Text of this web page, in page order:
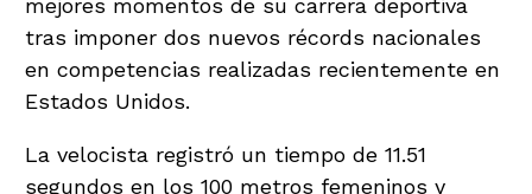
tras imponer dos nuevos récords nacionales
en competencias realizadas recientemente en
Estados Unidos.
La velocista registró un tiempo de 11.51
segundos en los 100 metros femeninos y